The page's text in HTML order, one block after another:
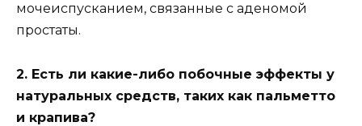
мочеиспусканием, связанные с аденомой
простаты.
2. Есть ли какие-либо побочные эффекты у
натуральных средств, таких как пальметто
и крапива?